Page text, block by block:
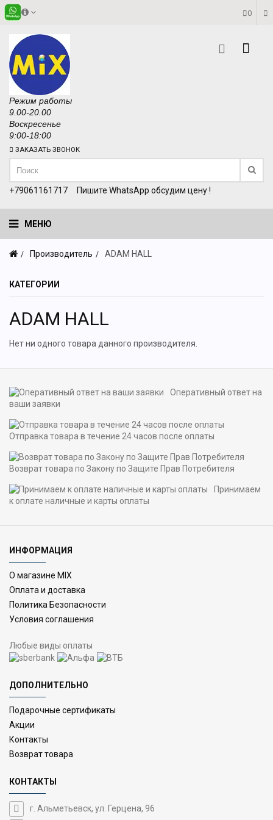
0
Режим работы
9.00-20.00
Воскресенье
9:00-18:00
ЗАКАЗАТЬ ЗВОНОК
+79061161717 Пишите WhatsApp обсудим цену !
МЕНЮ
Производитель ADAM HALL
КАТЕГОРИИ
ADAM HALL
Нет ни одного товара данного производителя.
Оперативный ответ на
ваши заявки
Отправка товара в течение 24 часов после оплаты
Возврат товара по Закону по Защите Прав Потребителя
Принимаем
к оплате наличные и карты оплаты
ИНФОРМАЦИЯ
О магазине MIX
Оплата и доставка
Политика Безопасности
Условия соглашения
Любые виды оплаты
ДОПОЛНИТЕЛЬНО
Подарочные сертификаты
Акции
Контакты
Возврат товара
КОНТАКТЫ
г. Альметьевск, ул. Герцена, 96